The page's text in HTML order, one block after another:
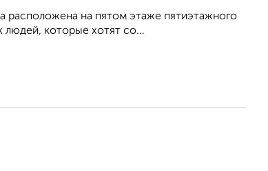
расположена на пятом этаже пятиэтажного
людей, которые хотят со...